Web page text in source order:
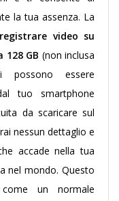
la tua assenza. La
registrare video su
GB (non inclusa
possono essere
tuo smartphone
da scaricare sul
nessun dettaglio e
accade nella tua
nel mondo. Questo
un normale